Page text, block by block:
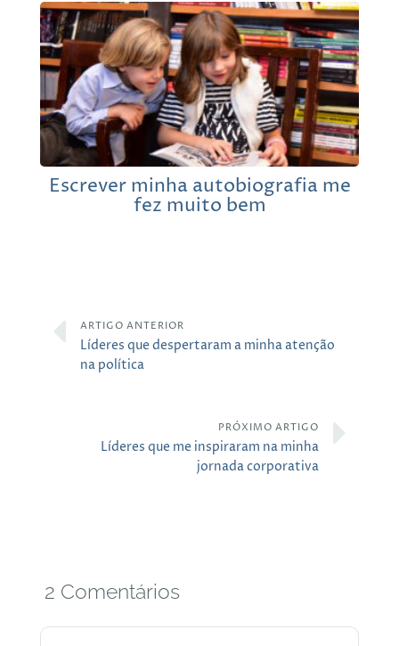
Escrever minha autobiografia me
fez muito bem
ARTIGO ANTERIOR
Líderes que despertaram a minha atenção
na política
PRÓXIMO ARTIGO
Líderes que me inspiraram na minha
jornada corporativa
2 Comentários